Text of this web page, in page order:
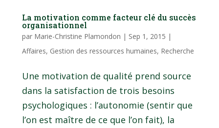
La motivation comme facteur clé du succès
organisationnel
par Marie-Christine Plamondon | Sep 1, 2015 |
Affaires, Gestion des ressources humaines, Recherche
Une motivation de qualité prend source
dans la satisfaction de trois besoins
psychologiques : l’autonomie (sentir que
l’on est maître de ce que l’on fait), la